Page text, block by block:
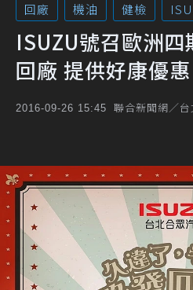
回廠 機油 健檢
ISUZU號召歐洲
回廠 提供好康優惠
2016-09-26 15:45 聯合新聞網／台